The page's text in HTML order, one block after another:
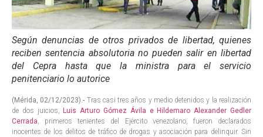
Según denuncias de otros privados de libertad, quienes
reciben sentencia absolutoria no pueden salir en libertad
del Cepra hasta que la ministra para el servicio
penitenciario lo autorice
(Mérida, 02/12/2023).- Tras casi tres años y medio detenidos y la realización
de dos juicios, Luis Arturo Gómez Ávila e Hildemaro Alexander Gedler
Cerrada, primeros tenientes del Ejército venezolano, fueron declarados
inocentes de los delitos de tráfico de drogas y asociación para delinquir. Sin